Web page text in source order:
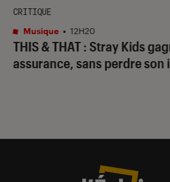
THIS & THAT: Stray Kids
assurance, sans perdre son
CRITIQUE
Musique • 12H20